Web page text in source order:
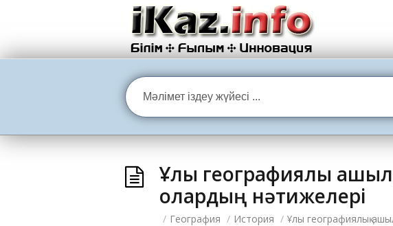
Ұлы географиялық
олардың нәтижелері
/ География / История / Ұлы географиялық